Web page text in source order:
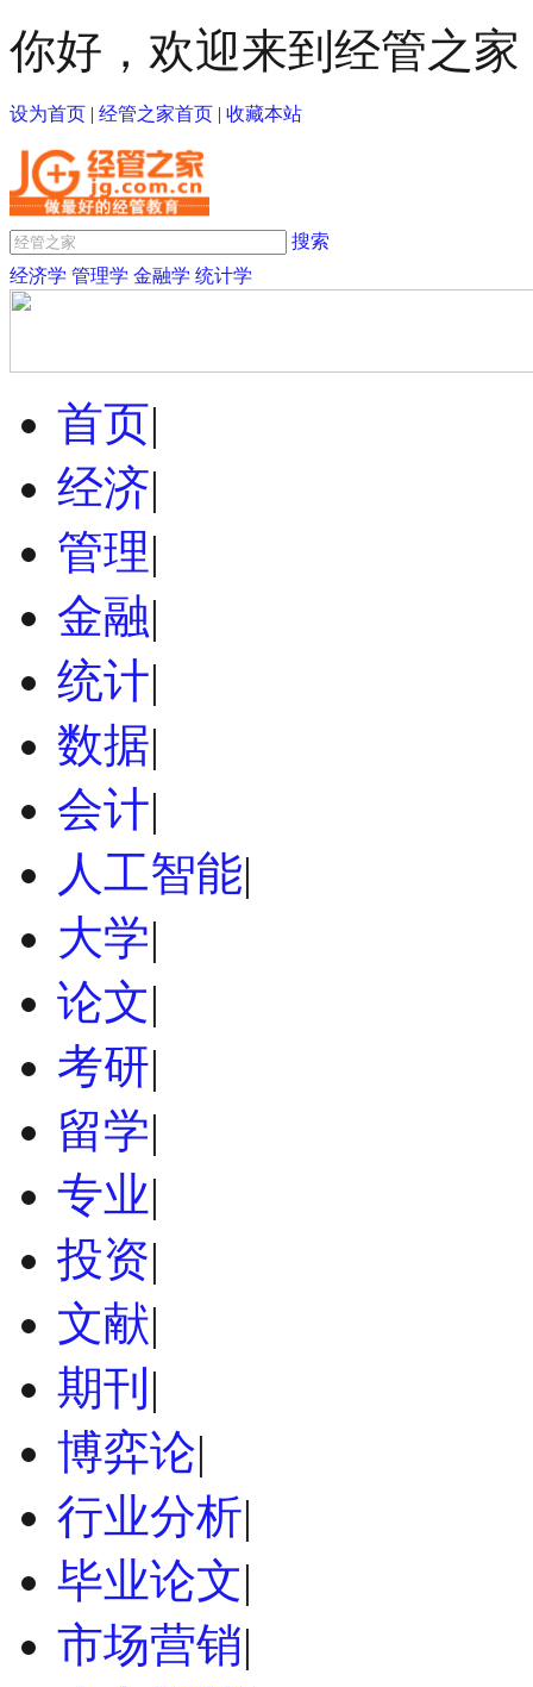
你好，欢迎来到经管之家
设为首页 | 经管之家首页 | 收藏本站
搜索
经济学 管理学 金融学 统计学
首页|
经济|
管理|
金融|
统计|
数据|
会计|
人工智能|
大学|
论文|
考研|
留学|
专业|
投资|
文献|
期刊 |
博弈论|
行业分析|
毕业论文|
市场营销|